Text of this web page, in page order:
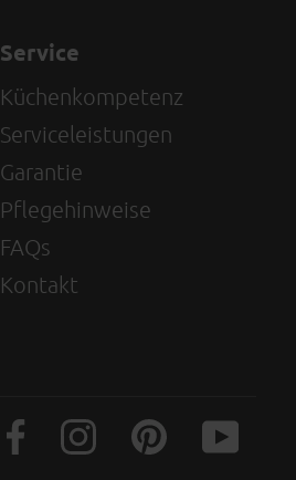
Service
Küchenkompetenz
Serviceleistungen
Garantie
Pflegehinweise
FAQs
Kontakt